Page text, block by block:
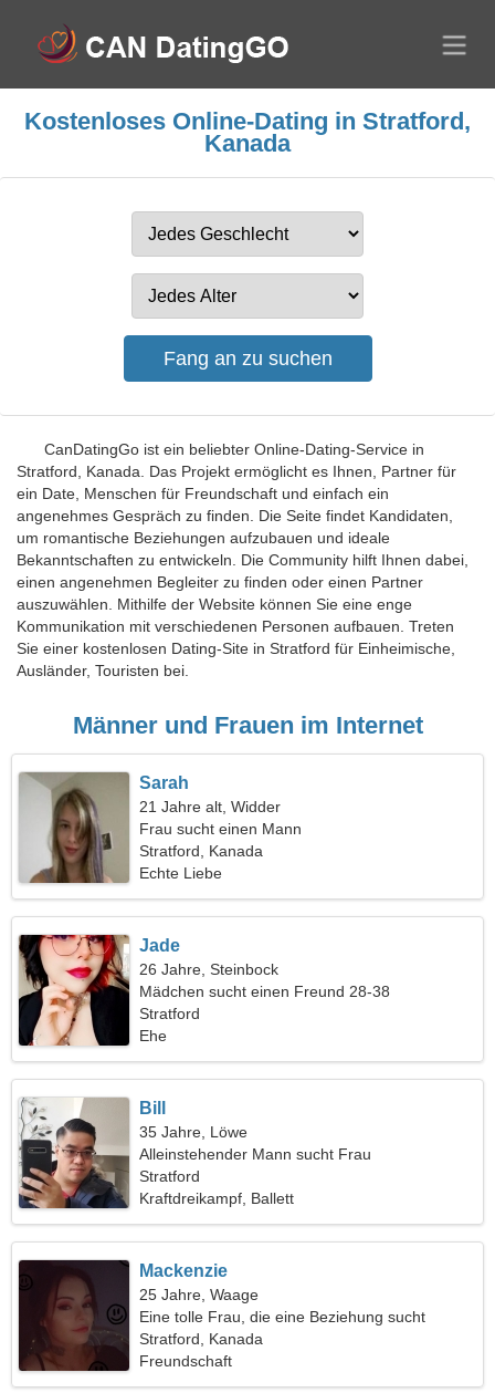
Kostenloses Online-Dating in Stratford,
Kanada
CanDatingGo ist ein beliebter Online-Dating-Service in
Stratford, Kanada. Das Projekt ermöglicht es Ihnen, Partner für
ein Date, Menschen für Freundschaft und einfach ein
angenehmes Gespräch zu finden. Die Seite findet Kandidaten,
um romantische Beziehungen aufzubauen und ideale
Bekanntschaften zu entwickeln. Die Community hilft Ihnen dabei,
einen angenehmen Begleiter zu finden oder einen Partner
auszuwählen. Mithilfe der Website können Sie eine enge
Kommunikation mit verschiedenen Personen aufbauen. Treten
Sie einer kostenlosen Dating-Site in Stratford für Einheimische,
Ausländer, Touristen bei.
Männer und Frauen im Internet
Sarah
21 Jahre alt, Widder
Frau sucht einen Mann
Stratford, Kanada
Echte Liebe
Jade
26 Jahre, Steinbock
Mädchen sucht einen Freund 28-38
Stratford
Ehe
Bill
35 Jahre, Löwe
Alleinstehender Mann sucht Frau
Stratford
Kraftdreikampf, Ballett
Mackenzie
25 Jahre, Waage
Eine tolle Frau, die eine Beziehung sucht
Stratford, Kanada
Freundschaft